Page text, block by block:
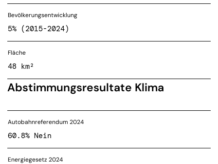
Bevölkerungsentwicklung
5% (2015-2024)
Fläche
48 km²
Abstimmungsresultate Klima
Autobahnreferendum 2024
60.8% Nein
Energiegesetz 2024